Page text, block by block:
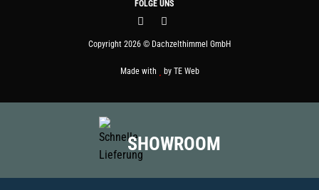
FOLGE UNS
Copyright 2026 © Dachzelthimmel GmbH
Made with by TE Web
SHOWROOM